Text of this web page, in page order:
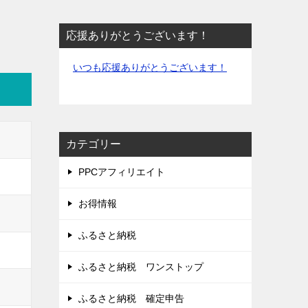
応援ありがとうございます！
いつも応援ありがとうございます！
カテゴリー
PPCアフィリエイト
お得情報
ふるさと納税
ふるさと納税 ワンストップ
ふるさと納税 確定申告